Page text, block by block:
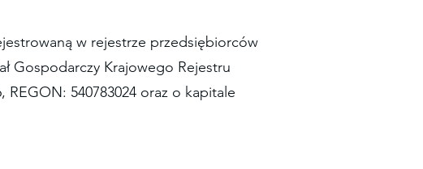
w rejestrze przedsiębiorców
Gospodarczy Krajowego Rejestru
REGON: 540783024 oraz o kapitale